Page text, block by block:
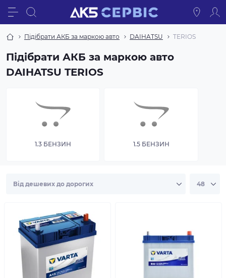
Підібрати АКБ за маркою авто DAIHATSU TERIOS
Підібрати АКБ за маркою авто
DAIHATSU TERIOS
1.3 БЕНЗИН 1.5 БЕНЗИН